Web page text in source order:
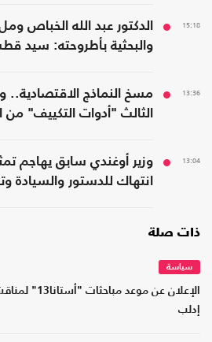
15:18
الدكتور عبد الله الخباص
والبحثية بأطروحته: سيد
13:36
مسخ النماذج الاقتصادية..
الثالث "أدوات التكييف" من
13:04
وزير أوغندي سابق يهاجم
انتهاك للدستور والسيادة
ذات صلة
سياسة
الإعلان عن موعد
إدلب